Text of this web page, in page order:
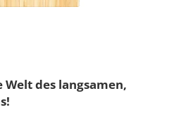
Welt des langsamen,